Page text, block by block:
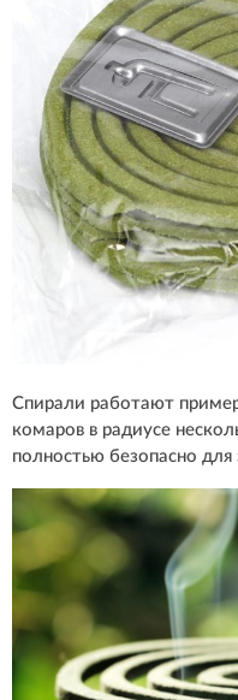
Спирали работают
комаров в радиусе
полностью безопасно для